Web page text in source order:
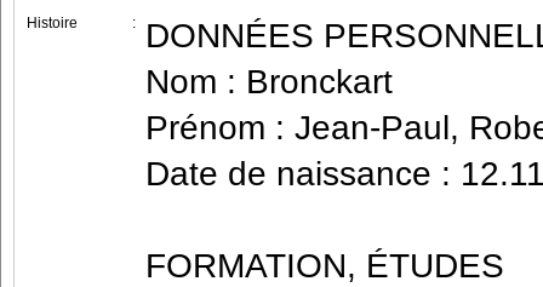
Histoire :
DONNÉES
Nom : Bronckart
Prénom : Jean-Paul,
Date de naissance :
FORMATION, ÉTUDES